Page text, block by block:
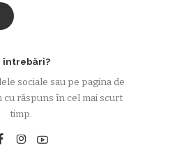
întrebări?
sociale sau pe pagina de
cu răspuns în cel mai scurt
timp.